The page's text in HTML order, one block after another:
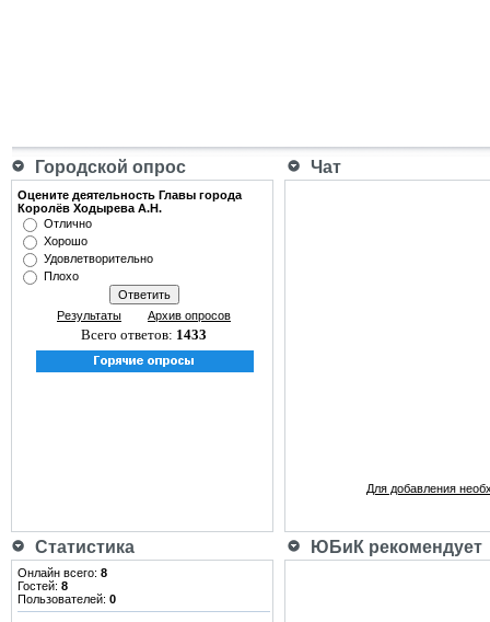
Городской опрос Чат
Оцените деятельность Главы города
Королёв Ходырева А.Н.
Отлично
Хорошо
Удовлетворительно
Плохо
Результаты Архив опросов
Всего ответов: 1433
Для добавления
Статистика ЮБиК рекомендует
Онлайн всего: 8
Гостей: 8
Пользователей: 0